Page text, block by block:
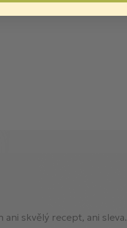
ani skvělý recept, ani sleva.